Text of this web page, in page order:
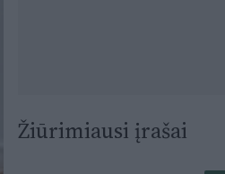
Žiūrimiausi įrašai